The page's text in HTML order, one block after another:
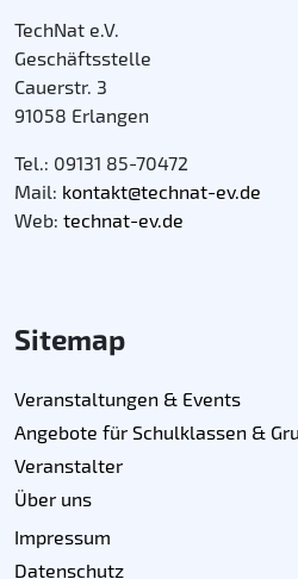
TechNat e.V.
Geschäftsstelle
Cauerstr. 3
91058 Erlangen
Tel.: 09131 85-70472
Mail: kontakt@technat-ev.de
Web: technat-ev.de
Sitemap
Veranstaltungen & Events
Angebote für Schulklassen &
Veranstalter
Über uns
Impressum
Datenschutz